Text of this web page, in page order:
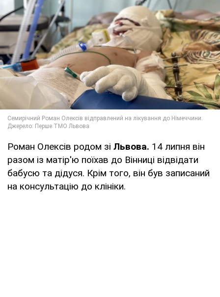
Роман Олексів родом зі Львова. 14 липня він
разом із матір'ю поїхав до Вінниці відвідати
бабусю та дідуся. Крім того, він був записаний
на консультацію до клініки.